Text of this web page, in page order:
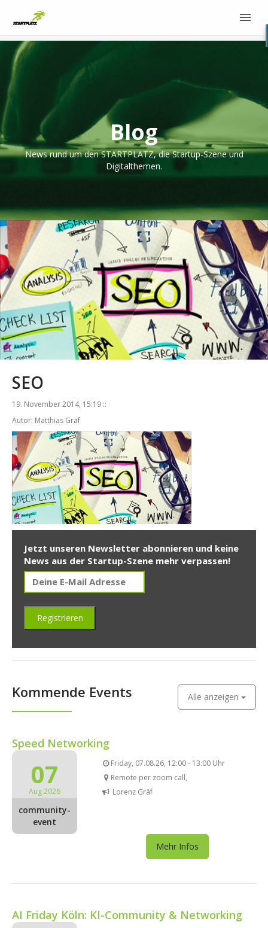
Blog
News rund um den STARTPLATZ, die Startup-Szene und
Digitalthemen.
SEO
19. November 2014, 15:19 ::
Autor: Matthias Gräf
Jetzt unseren Newsletter abonnieren und keine
News aus der Startup-Szene mehr verpassen!
Kommende Events Alle anzeigen
Speed Networking
07
Aug 2026
community-
event
Friday, 07.08.26, 12:00 - 13:00 Uhr
Remote per zoom call,
Lorenz Gräf
Mehr Infos
AI Friday Köln: KI-Community & Networking